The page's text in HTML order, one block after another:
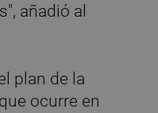
añadió al
plan de la
ocurre en